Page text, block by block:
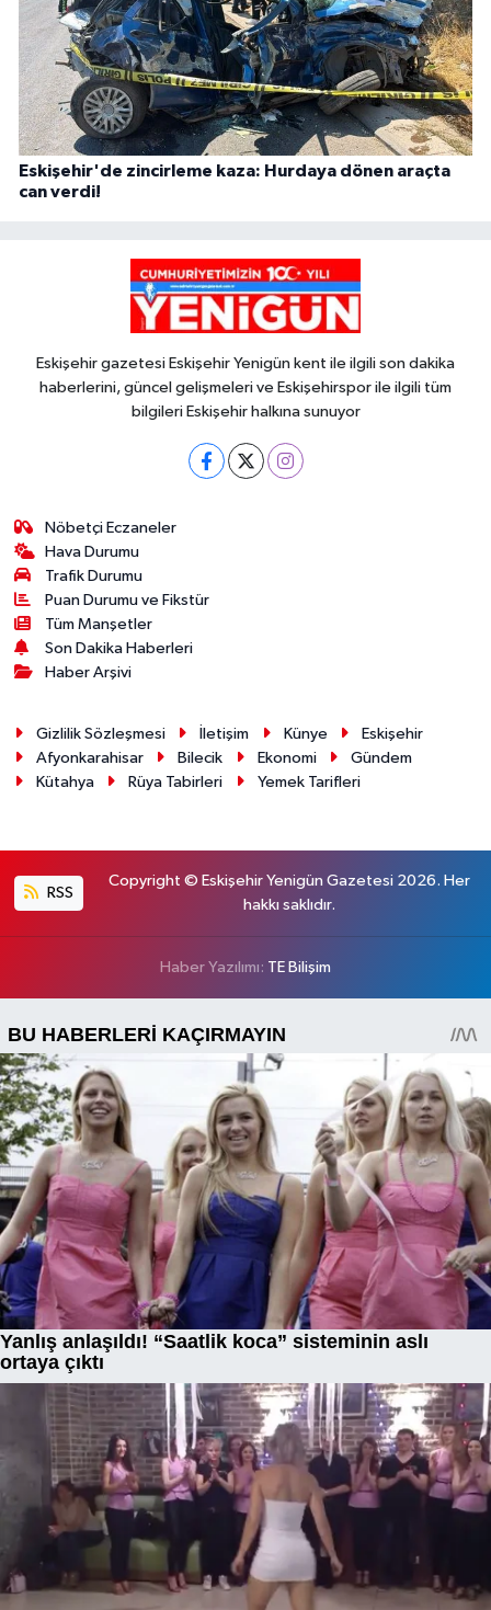
Eskişehir'de zincirleme kaza: Hurdaya dönen araçta
can verdi!
Eskişehir gazetesi Eskişehir Yenigün kent ile ilgili son dakika
haberlerini, güncel gelişmeleri ve Eskişehirspor ile ilgili tüm
bilgileri Eskişehir halkına sunuyor
Nöbetçi Eczaneler
Hava Durumu
Trafik Durumu
Puan Durumu ve Fikstür
Tüm Manşetler
Son Dakika Haberleri
Haber Arşivi
Gizlilik Sözleşmesi İletişim Künye
Eskişehir
Afyonkarahisar
Bilecik Ekonomi
Gündem
Kütahya
Rüya Tabirleri Yemek Tarifleri
RSS
Copyright © Eskişehir Yenigün Gazetesi 2026. Her
hakkı saklıdır.
Haber Yazılımı: TE Bilişim